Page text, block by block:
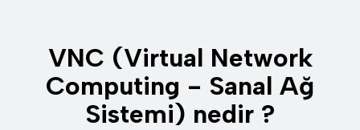
VNC (Virtual Network
Computing - Sanal Ağ
Sistemi) nedir ?